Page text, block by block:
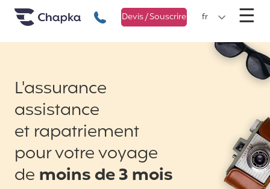
Chapka Assurances Voyages
+33 1 74 85 50 50
Devis / Souscrire fr ☰
L'assurance
assistance
et rapatriement
pour votre voyage
de moins de 3 mois